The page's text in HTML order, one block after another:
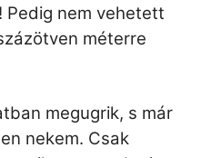
Pedig nem vehetett
méterre
megugrik, s már
nekem. Csak